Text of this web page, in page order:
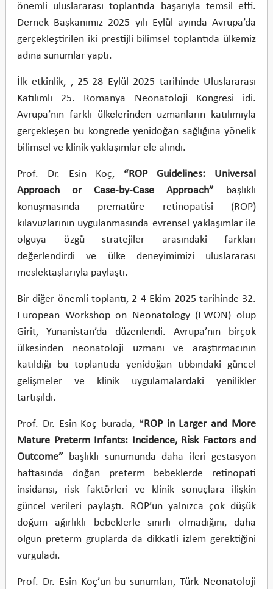
önemli uluslararası toplantıda başarıyla temsil etti.
Dernek Başkanımız 2025 yılı Eylül ayında Avrupa’da
gerçekleştirilen iki prestijli bilimsel toplantıda ülkemiz
adına sunumlar yaptı.
İlk etkinlik, , 25-28 Eylül 2025 tarihinde Uluslararası
Katılımlı 25. Romanya Neonatoloji Kongresi idi.
Avrupa’nın farklı ülkelerinden uzmanların katılımıyla
gerçekleşen bu kongrede yenidoğan sağlığına yönelik
bilimsel ve klinik yaklaşımlar ele alındı.
Prof. Dr. Esin Koç, “ROP Guidelines: Universal
Approach or Case-by-Case Approach” başlıklı
konuşmasında prematüre retinopatisi (ROP)
kılavuzlarının uygulanmasında evrensel yaklaşımlar ile
olguya özgü stratejiler arasındaki farkları
değerlendirdi ve ülke deneyimimizi uluslararası
meslektaşlarıyla paylaştı.
Bir diğer önemli toplantı, 2-4 Ekim 2025 tarihinde 32.
European Workshop on Neonatology (EWON) olup
Girit, Yunanistan’da düzenlendi. Avrupa’nın birçok
ülkesinden neonatoloji uzmanı ve araştırmacının
katıldığı bu toplantıda yenidoğan tıbbındaki güncel
gelişmeler ve klinik uygulamalardaki yenilikler
tartışıldı.
Prof. Dr. Esin Koç burada, “ROP in Larger and More
Mature Preterm Infants: Incidence, Risk Factors and
Outcome” başlıklı sunumunda daha ileri gestasyon
haftasında doğan preterm bebeklerde retinopati
insidansı, risk faktörleri ve klinik sonuçlara ilişkin
güncel verileri paylaştı. ROP’un yalnızca çok düşük
doğum ağırlıklı bebeklerle sınırlı olmadığını, daha
olgun preterm gruplarda da dikkatli izlem gerektiğini
vurguladı.
Prof. Dr. Esin Koç’un bu sunumları, Türk Neonatoloji